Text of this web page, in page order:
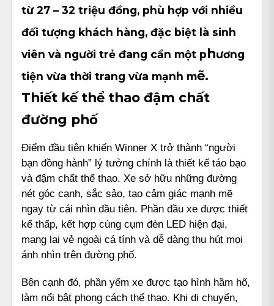
từ27 – 32 triệu đồng, phù hợp với nhiều
đối tượng khách hàng, đặc biệt là sinh
viên và người trẻ đang cần một phương
tiện vừa thời trang vừa mạnh mẽ.
Thiết kế thể thao đậm chất
đường phố
Điểm đầu tiên khiến Winner X trở thành “người
bạn đồng hành” lý tưởng chính là thiết kế táo bạo
và đậm chất thể thao. Xe sở hữu những đường
nét góc cạnh, sắc sảo, tạo cảm giác mạnh mẽ
ngay từ cái nhìn đầu tiên. Phần đầu xe được thiết
kế thấp, kết hợp cùng cụm đèn LED hiện đại,
mang lại vẻ ngoài cá tính và dễ dàng thu hút mọi
ánh nhìn trên đường phố.
Bên cạnh đó, phần yếm xe được tạo hình hầm hố,
làm nổi bật phong cách thể thao. Khi di chuyển,